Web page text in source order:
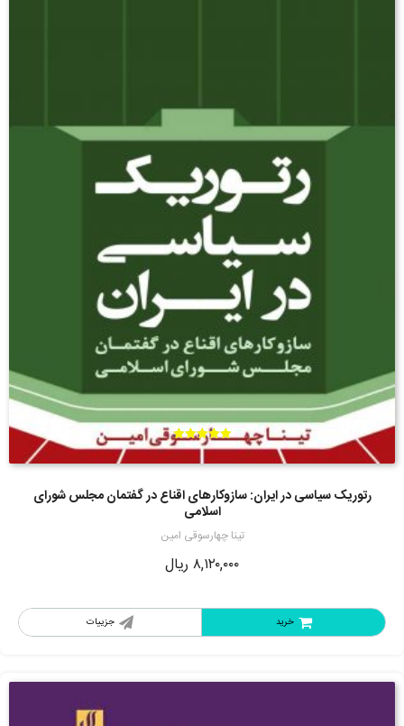
رتوریک سیاسی در ایران: سازوکارهای اقناع در گفتمان مجلس شورای
اسلامی
تینا چهارسوقی امین
امتیاز
از 5
۸,۱۲۰,۰۰۰ ریال
جزییات خرید